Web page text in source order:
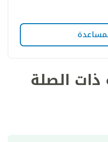
ذات الصلة